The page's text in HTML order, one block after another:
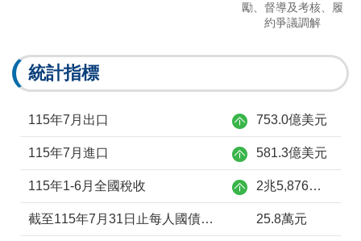
勵、督導及考核、履
約爭議調解
統計指標
115年7月出口 753.0億美元
115年7月進口 581.3億美元
115年1-6月全國稅收 2兆5,876億元
截至115年7月31日止每人國債負擔 25.8萬元